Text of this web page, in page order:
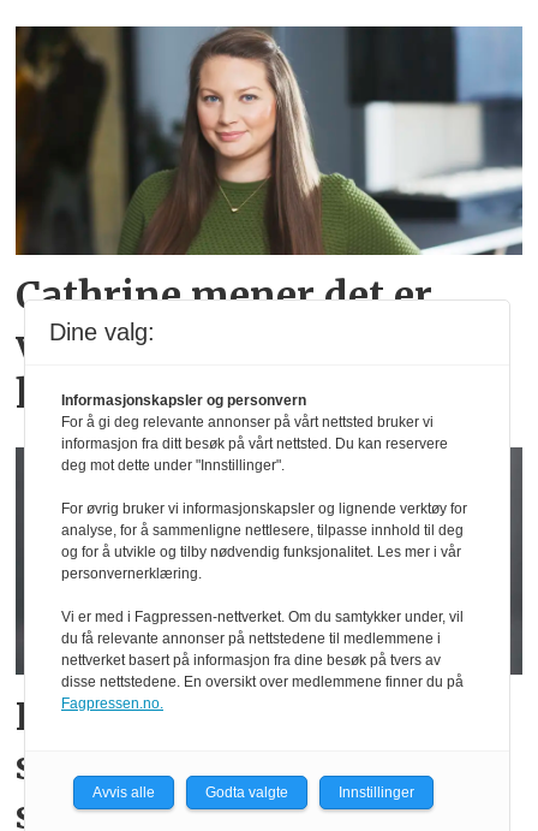
Cathrine mener det er
viktig å være interessert i
kundens situasjon
Fra fotballagent til B2B-
salg: – Tar ikke meg selv
så høytidelig
Dine valg:
Informasjonskapsler og personvern
For å gi deg relevante annonser på vårt nettsted bruker vi
informasjon fra ditt besøk på vårt nettsted. Du kan reservere
deg mot dette under "Innstillinger".
For øvrig bruker vi informasjonskapsler og lignende verktøy for
analyse, for å sammenligne nettlesere, tilpasse innhold til deg
og for å utvikle og tilby nødvendig funksjonalitet. Les mer i vår
personvernerklæring.
Vi er med i Fagpressen-nettverket. Om du samtykker under, vil
du få relevante annonser på nettstedene til medlemmene i
nettverket basert på informasjon fra dine besøk på tvers av
disse nettstedene. En oversikt over medlemmene finner du på
Fagpressen.no.
Avvis alle Godta valgte Innstillinger